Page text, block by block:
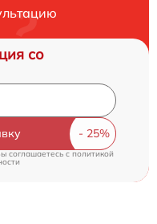
со
соглашаетесь cполитикой